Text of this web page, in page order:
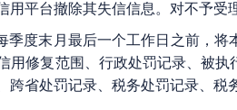
平台撤除其失信信息。对不予受
季度末月最后一个工作日之前，
用修复范围、行政处罚记录、被
省处罚记录、税务处罚记录、税